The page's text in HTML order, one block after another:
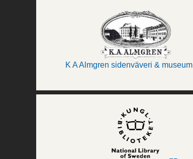
K A Almgren sidenväveri & museum